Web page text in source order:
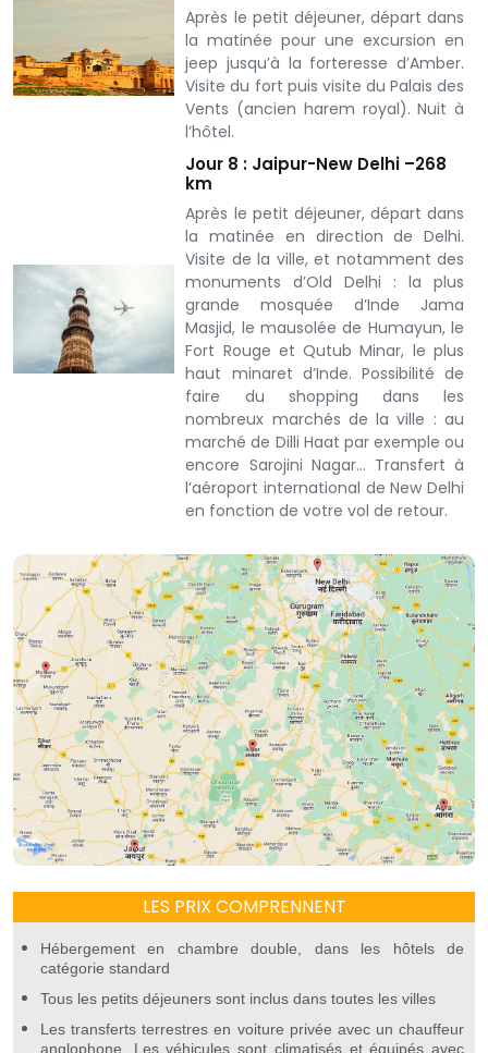
Après le petit déjeuner, départ dans
la matinée pour une excursion en
jeep jusqu’à la forteresse d’Amber.
Visite du fort puis visite du Palais des
Vents (ancien harem royal). Nuit à
l’hôtel.
Jour 8 : Jaipur-New Delhi –268
km
Après le petit déjeuner, départ dans
la matinée en direction de Delhi.
Visite de la ville, et notamment des
monuments d’Old Delhi : la plus
grande mosquée d’Inde Jama
Masjid, le mausolée de Humayun, le
Fort Rouge et Qutub Minar, le plus
haut minaret d’Inde. Possibilité de
faire du shopping dans les
nombreux marchés de la ville : au
marché de Dilli Haat par exemple ou
encore Sarojini Nagar… Transfert à
l’aéroport international de New Delhi
en fonction de votre vol de retour.
LES PRIX COMPRENNENT
Hébergement en chambre double, dans les hôtels de
catégorie standard
Tous les petits déjeuners sont inclus dans toutes les villes
Les transferts terrestres en voiture privée avec un chauffeur
anglophone. Les véhicules sont climatisés et équipés avec